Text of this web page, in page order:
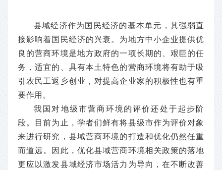
县域经济作为国民经济的基本单元，其强弱直
接影响着国民经济的兴衰。为地方中小企业提供优
良的营商环境是地方政府的一项长期的、艰巨的任
务，适宜的、具有本土特色的营商环境将有助于吸
引农民工返乡创业，对提高企业家的积极性也有重
要作用。
我国对地级市营商环境的评价还处于起步阶
段。目前为止，学者们鲜有将县级市作为评价对象
来进行研究，县域营商环境的打造和优化仍然任重
而道远。 因此，优化县域营商环境相关政策的落地
更应以激发县域经济市场活力为导向，在不断改善